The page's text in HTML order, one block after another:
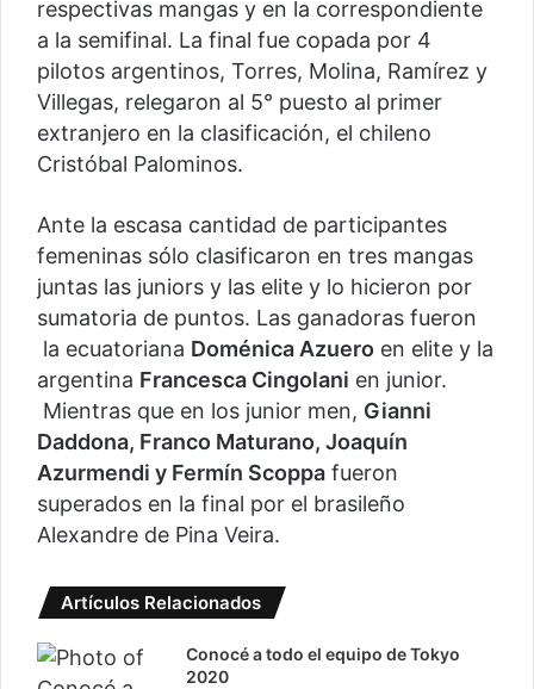
respectivas mangas y en la correspondiente
a la semifinal. La final fue copada por 4
pilotos argentinos, Torres, Molina, Ramírez y
Villegas, relegaron al 5° puesto al primer
extranjero en la clasificación, el chileno
Cristóbal Palominos.
Ante la escasa cantidad de participantes
femeninas sólo clasificaron en tres mangas
juntas las juniors y las elite y lo hicieron por
sumatoria de puntos. Las ganadoras fueron
la ecuatoriana Doménica Azuero en elite y la
argentina Francesca Cingolani en junior.
Mientras que en los junior men, Gianni
Daddona, Franco Maturano, Joaquín
Azurmendi y Fermín Scoppa fueron
superados en la final por el brasileño
Alexandre de Pina Veira.
Artículos Relacionados
Conocé a todo el equipo de Tokyo
2020